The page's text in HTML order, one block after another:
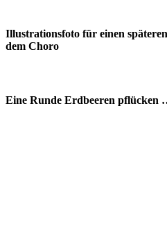
Illustrationsfoto für einen
dem Choro
Eine Runde Erdbeeren pflücken